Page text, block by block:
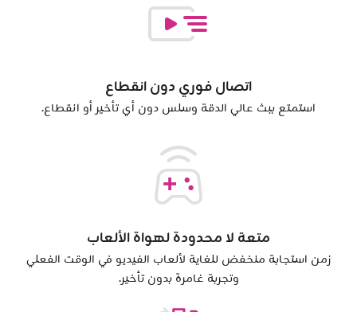
اتصال فوري دون انقطاع
استمتع ببث عالي الدقة وسلس دون أي تأخير أو انقطاع.
متعة لا محدودة لهواة الألعاب
زمن استجابة منخفض للغاية لألعاب الفيديو في الوقت الفعلي
وتجربة غامرة بدون تأخير.